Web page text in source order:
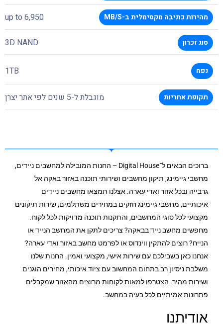
מהירות כתיבה מקסימלית ב-MB/S up to 6,950
סוג זכרון 3D NAND
נפח 1TB
תקופת אחריות מוגבלת ל-5 שנים לפי אתר יצרן
ברוכים הבאים ל־Digital House – החנות המובילה למחשבים ניידים,
מחשבי גיימינג, תיקון מחשבים ושירותי תוכנה באזור באקה אל
גרבייה ובכל אזור ואדי עארה. אצלנו תמצאו מחשבים ניידים
איכותיים, מחשבי גיימינג חזקים במחירים משתלמים, שירות תיקונים
מקצועי לכל סוגי המחשבים, והתקנות תוכנה מדויקות לכל לקוח.
מחפשים מחשב נייד בבאקה? צריכים לתקן את המחשב הנייד או
הנייח? רוצים להתקין ווינדוס או לפרמט מחשב באזור ואדי עארה?
אנחנו כאן בשבילכם עם שירות אישי, מקצועי ואמין. החנות שלנו
משלבת ניסיון רב בתחום המחשוב עם ציוד איכותי, מחירים הוגנים
ושירות מהיר. הצטרפו למאות לקוחות מרוצים מהאזור שמקבלים
פתרונות אמיתיים לכל בעיה במחשב.
אודיתנו